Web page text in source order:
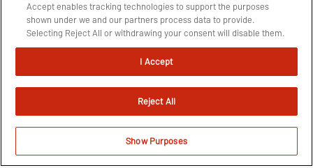
BlueSky
Kontakt
Kontakt medarbejder
Tip redaktionen:redaktion@tipsbladet.dk
Cookiepolitik
Accept enables tracking technologies to support the purposes
shown under we and our partners process data to provide.
Selecting Reject All or withdrawing your consent will disable them.
If trackers are disabled, some content and ads you see may not be
as relevant to you. You can resurface this menu to change your
Preferences link on the bottom of the webpage [or the floating
icon on the bottom-left of the webpage, if applicable]. Your
to our Privacy Policy.
We and our partners process data to provide:
Use precise geolocation data. Actively scan device
I Accept
Reject All
Show Purposes